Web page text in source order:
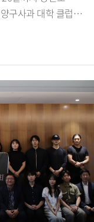
자가 쉽게 이해할 수
상태와 회복 과정을
정에
스마트워치 생체
안전벨트를 매고
험 산업(인슈어테크)
전하게 국가 표준 체력
겠다 고 소감을 밝혔다.
구사과 대학 클럽
FC, 한림대학교
에 진출했다.이후
, 8강에서는
올랐다. 준결승에서는
한 끝에 공동 3위로
학 축구 동아리와 학회
, 아이웨이는 이번
했다.
이는 학부 재학생들로
교류전에 참가하며